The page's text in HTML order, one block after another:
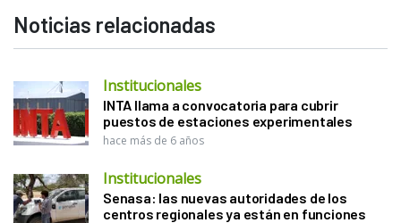
Noticias relacionadas
Institucionales
INTA llama a convocatoria para cubrir
puestos de estaciones experimentales
hace más de 6 años
Institucionales
Senasa: las nuevas autoridades de los
centros regionales ya están en funciones